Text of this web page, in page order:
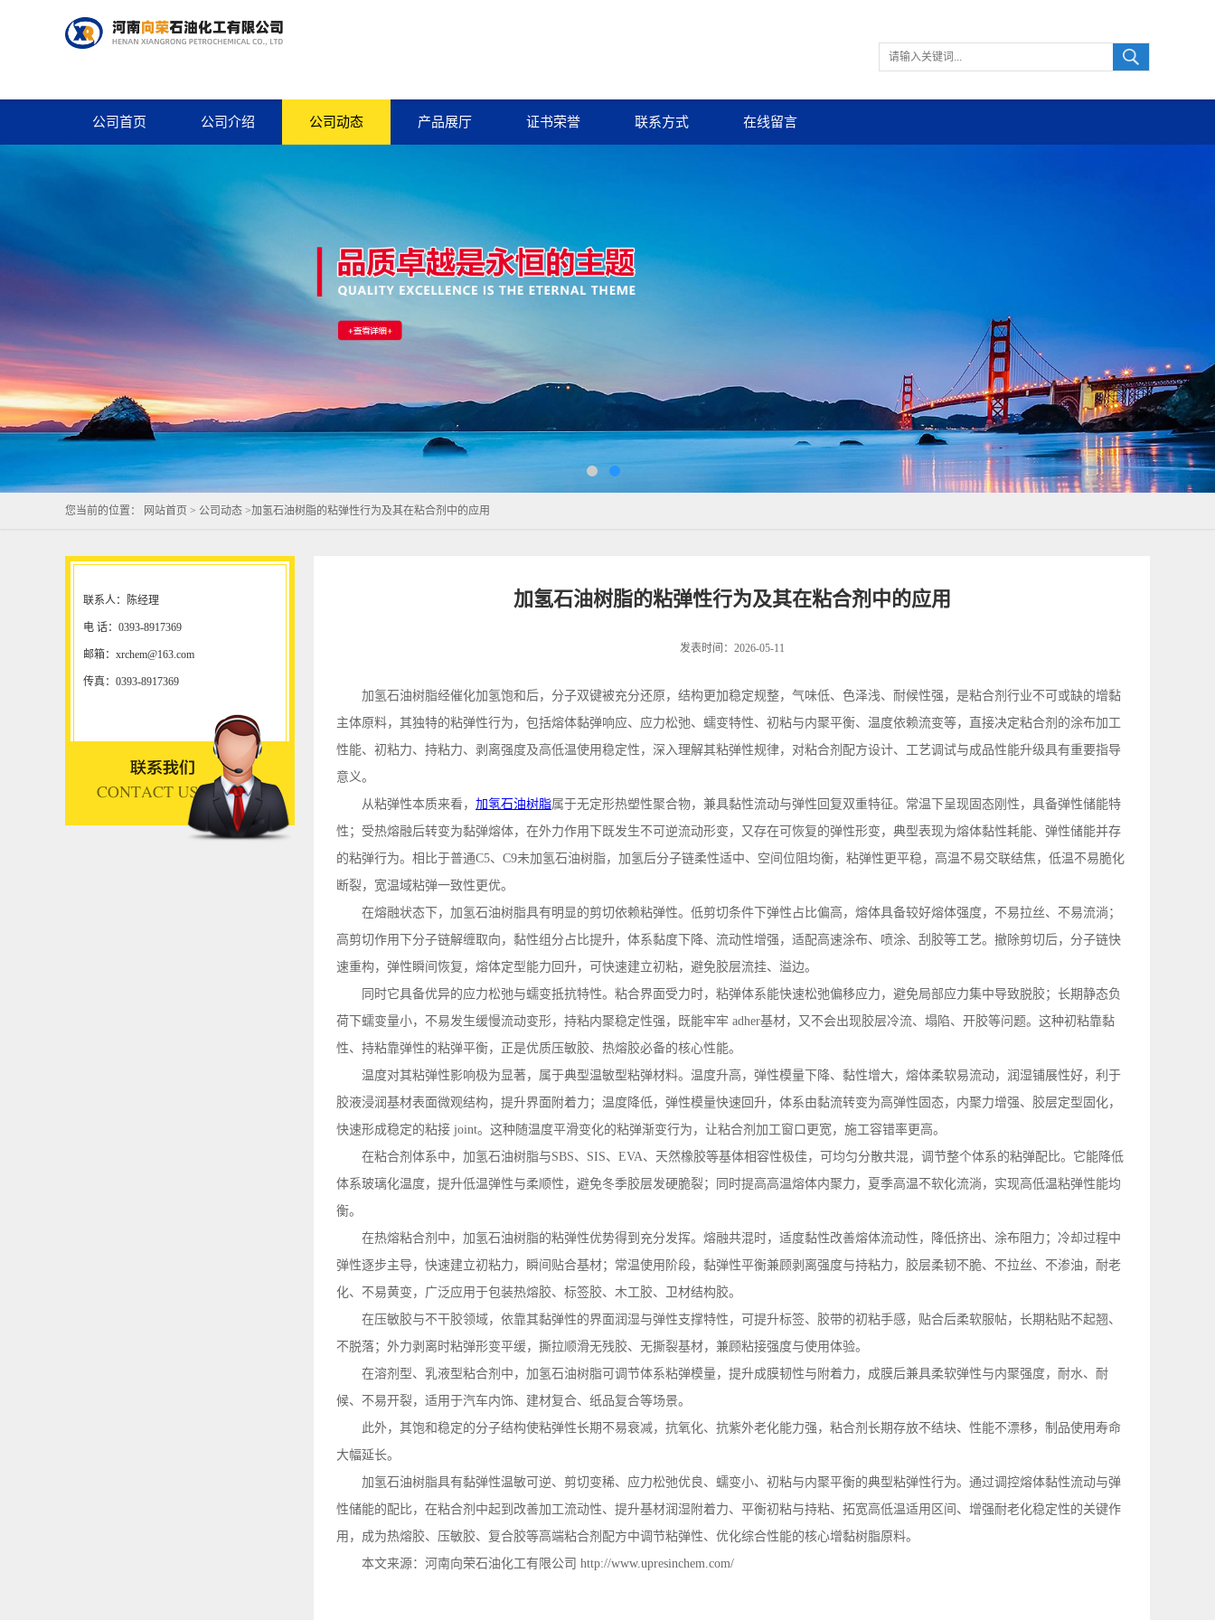
公司首页 公司介绍 公司动态 产品展厅 证书荣誉 联系方式 在线留言
您当前的位置： 网站首页 > 公司动态 >加氢石油树脂的粘弹性行为及其在粘合剂中的应用
联系人：陈经理
电 话：0393-8917369
邮箱：xrchem@163.com
传真：0393-8917369
加氢石油树脂的粘弹性行为及其在粘合剂中的应用
发表时间：2026-05-11
加氢石油树脂经催化加氢饱和后，分子双键被充分还原，结构更加稳定规整，气味低、色泽浅、耐候性强，是粘合剂行业不可或缺的增黏
主体原料，其独特的粘弹性行为，包括熔体黏弹响应、应力松弛、蠕变特性、初粘与内聚平衡、温度依赖流变等，直接决定粘合剂的涂布加工
性能、初粘力、持粘力、剥离强度及高低温使用稳定性，深入理解其粘弹性规律，对粘合剂配方设计、工艺调试与成品性能升级具有重要指导
意义。
从粘弹性本质来看， 加氢石油树脂属于无定形热塑性聚合物，兼具黏性流动与弹性回复双重特征。常温下呈现固态刚性，具备弹性储能特
性；受热熔融后转变为黏弹熔体，在外力作用下既发生不可逆流动形变，又存在可恢复的弹性形变，典型表现为熔体黏性耗能、弹性储能并存
的粘弹行为。相比于普通C5、 C9未加氢石油树脂，加氢后分子链柔性适中、空间位阻均衡，粘弹性更平稳，高温不易交联结焦，低温不易脆化
断裂，宽温域粘弹一致性更优。
在熔融状态下，加氢石油树脂具有明显的剪切依赖粘弹性。低剪切条件下弹性占比偏高，熔体具备较好熔体强度，不易拉丝、不易流淌；
高剪切作用下分子链解缠取向，黏性组分占比提升，体系黏度下降、流动性增强，适配高速涂布、喷涂、刮胶等工艺。撤除剪切后，分子链快
速重构，弹性瞬间恢复，熔体定型能力回升，可快速建立初粘，避免胶层流挂、溢边。
同时它具备优异的应力松弛与蠕变抵抗特性。粘合界面受力时，粘弹体系能快速松弛偏移应力，避免局部应力集中导致脱胶；长期静态负
荷下蠕变量小，不易发生缓慢流动变形，持粘内聚稳定性强，既能牢牢 adher基材，又不会出现胶层冷流、塌陷、开胶等问题。这种初粘靠黏
性、持粘靠弹性的粘弹平衡，正是优质压敏胶、热熔胶必备的核心性能。
温度对其粘弹性影响极为显著，属于典型温敏型粘弹材料。温度升高，弹性模量下降、黏性增大，熔体柔软易流动，润湿铺展性好，利于
胶液浸润基材表面微观结构，提升界面附着力；温度降低，弹性模量快速回升，体系由黏流转变为高弹性固态，内聚力增强、胶层定型固化，
快速形成稳定的粘接 joint。这种随温度平滑变化的粘弹渐变行为，让粘合剂加工窗口更宽，施工容错率更高。
在粘合剂体系中，加氢石油树脂与SBS、 SIS、 EVA、天然橡胶等基体相容性极佳，可均匀分散共混，调节整个体系的粘弹配比。它能降低
体系玻璃化温度，提升低温弹性与柔顺性，避免冬季胶层发硬脆裂；同时提高高温熔体内聚力，夏季高温不软化流淌，实现高低温粘弹性能均
衡。
在热熔粘合剂中，加氢石油树脂的粘弹性优势得到充分发挥。熔融共混时，适度黏性改善熔体流动性，降低挤出、涂布阻力；冷却过程中
弹性逐步主导，快速建立初粘力，瞬间贴合基材；常温使用阶段，黏弹性平衡兼顾剥离强度与持粘力，胶层柔韧不脆、不拉丝、不渗油，耐老
化、不易黄变，广泛应用于包装热熔胶、标签胶、木工胶、卫材结构胶。
在压敏胶与不干胶领域，依靠其黏弹性的界面润湿与弹性支撑特性，可提升标签、胶带的初粘手感，贴合后柔软服帖，长期粘贴不起翘、
不脱落；外力剥离时粘弹形变平缓，撕拉顺滑无残胶、无撕裂基材，兼顾粘接强度与使用体验。
在溶剂型、乳液型粘合剂中，加氢石油树脂可调节体系粘弹模量，提升成膜韧性与附着力，成膜后兼具柔软弹性与内聚强度，耐水、耐
候、不易开裂，适用于汽车内饰、建材复合、纸品复合等场景。
此外，其饱和稳定的分子结构使粘弹性长期不易衰减，抗氧化、抗紫外老化能力强，粘合剂长期存放不结块、性能不漂移，制品使用寿命
大幅延长。
加氢石油树脂具有黏弹性温敏可逆、剪切变稀、应力松弛优良、蠕变小、初粘与内聚平衡的典型粘弹性行为。通过调控熔体黏性流动与弹
性储能的配比，在粘合剂中起到改善加工流动性、提升基材润湿附着力、平衡初粘与持粘、拓宽高低温适用区间、增强耐老化稳定性的关键作
用，成为热熔胶、压敏胶、复合胶等高端粘合剂配方中调节粘弹性、优化综合性能的核心增黏树脂原料。
本文来源：河南向荣石油化工有限公司 http://www.upresinchem.com/